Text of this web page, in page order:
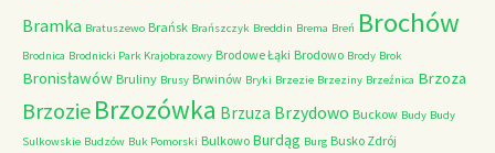
Bramka Bratuszewo Brańsk Brańszczyk Breddin Brema Breń Brochów
Brodnica Brodnicki Park Krajobrazowy Brodowe Łąki Brodowo Brody Brok
Bronisławów Bruliny Brusy Brwinów Bryki Brzezie Brzeziny Brzeźnica Brzoza
Brzozie Brzozówka Brzuza Brzydowo Buckow Budy Budy
Sulkowskie Budzów Buk Pomorski Bulkowo Burdąg Burg Busko Zdrój